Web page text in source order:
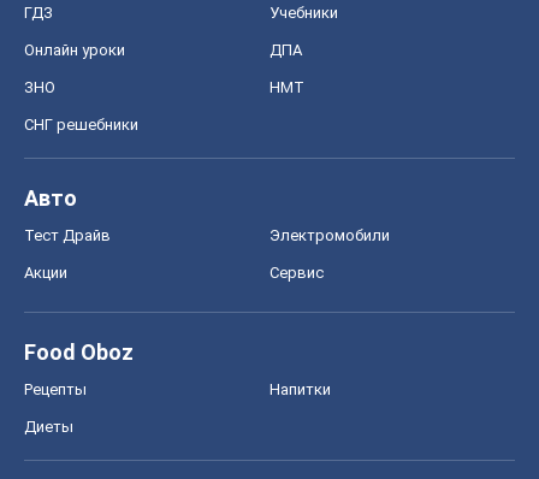
ГДЗ Учебники
Онлайн уроки ДПА
ЗНО НМТ
СНГ решебники
Авто
Тест Драйв Электромобили
Акции Сервис
Food Oboz
Рецепты Напитки
Диеты